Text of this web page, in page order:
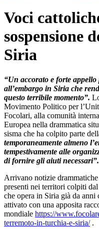
Voci
sospensione
Siria
“Un accorato e forte
all’embargo in Siria che
questo terribile momento”.
Movimento Politico per
Focolari, alla comunità
Europea nella drammatica
sisma che ha colpito parte
temporaneamente almeno
tempestivamente alle
di fornire gli aiuti necessari”.
Arrivano notizie
presenti nei territori colpiti
che opera in Siria già da
attivato con una apposita
mondiale https://
terremoto-in-turchia-e-siria/.